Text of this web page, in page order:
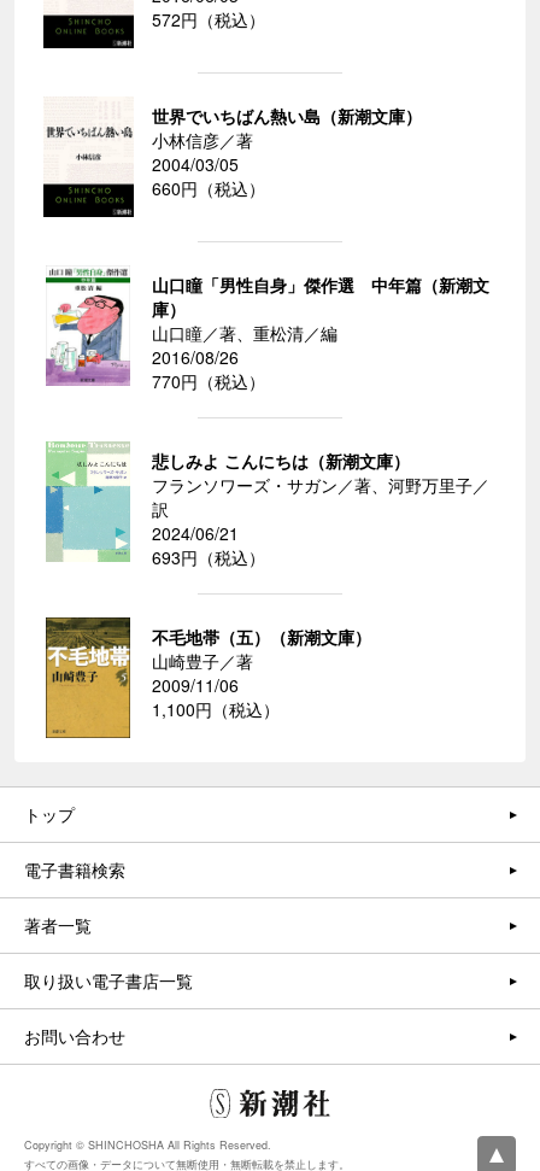
572円（税込）
世界でいちばん熱い島（新潮文庫）
小林信彦／著
2004/03/05
660円（税込）
山口瞳「男性自身」傑作選 中年篇（新潮文
庫）
山口瞳／著、重松清／編
2016/08/26
770円（税込）
悲しみよ こんにちは（新潮文庫）
フランソワーズ・サガン／著、河野万里子／
訳
2024/06/21
693円（税込）
不毛地帯（五）（新潮文庫）
山崎豊子／著
2009/11/06
1,100円（税込）
トップ
電子書籍検索
著者一覧
取り扱い電子書店一覧
お問い合わせ
Copyright © SHINCHOSHA All Rights Reserved.
すべての画像・データについて無断使用・無断転載を禁止します。